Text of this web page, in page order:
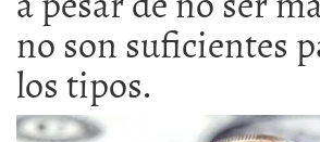
no son suficientes
los tipos.